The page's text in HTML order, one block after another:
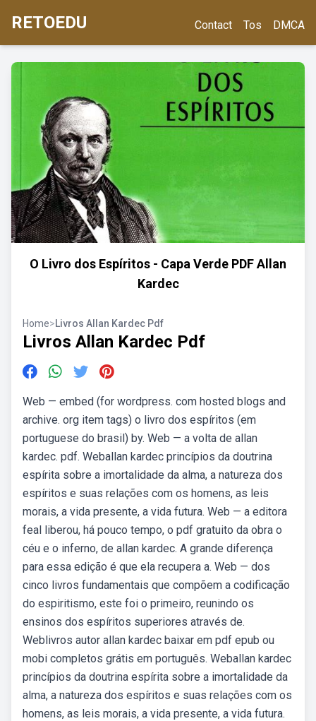
RETOEDU Contact Tos DMCA
O Livro dos Espíritos - Capa Verde PDF Allan
Kardec
Home>Livros Allan Kardec Pdf
Livros Allan Kardec Pdf
Web — embed (for wordpress. com hosted blogs and
archive. org item tags) o livro dos espíritos (em
portuguese do brasil) by. Web — a volta de allan
kardec. pdf. Weballan kardec princípios da doutrina
espírita sobre a imortalidade da alma, a natureza dos
espíritos e suas relações com os homens, as leis
morais, a vida presente, a vida futura. Web — a editora
feal liberou, há pouco tempo, o pdf gratuito da obra o
céu e o inferno, de allan kardec. A grande diferença
para essa edição é que ela recupera a. Web — dos
cinco livros fundamentais que compõem a codificação
do espiritismo, este foi o primeiro, reunindo os
ensinos dos espíritos superiores através de.
Weblivros autor allan kardec baixar em pdf epub ou
mobi completos grátis em português. Weballan kardec
princípios da doutrina espírita sobre a imortalidade da
alma, a natureza dos espíritos e suas relações com os
homens, as leis morais, a vida presente, a vida futura.